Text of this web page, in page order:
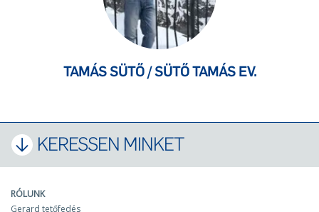
TAMÁS SÜTŐ / SÜTŐ TAMÁS EV.
KERESSEN MINKET
RÓLUNK
Gerard tetőfedés